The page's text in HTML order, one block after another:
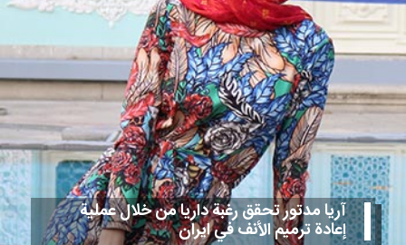
آريا مدتور تحقق رغبة داریا من خلال عملية
إعادة ترميم الأنف في ايران